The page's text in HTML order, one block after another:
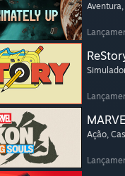
Aventura
Ação,